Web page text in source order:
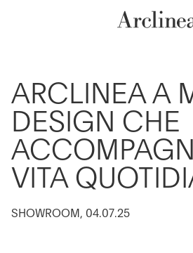
ARCLINEA A
DESIGN CHE
VITA
SHOWROOM, 04.07.25